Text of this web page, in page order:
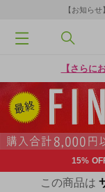
【お知ら
【さらに
15%
この商品は